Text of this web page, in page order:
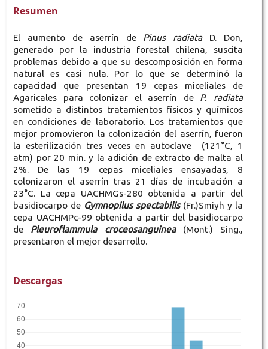
Resumen
El aumento de aserrín de Pinus radiataD. Don,
generado por la industria forestal chilena, suscita
problemas debido a que su descomposición en forma
natural es casi nula. Por lo que se determinó la
capacidad que presentan 19 cepas miceliales de
Agaricales para colonizar el aserrín de P. radiata
sometido a distintos tratamientos físicos y químicos
en condiciones de laboratorio. Los tratamientos que
mejor promovieron la colonización del aserrín, fueron
la esterilización tres veces en autoclave (121°C, 1
atm) por 20 min. y la adición de extracto de malta al
2%. De las 19 cepas miceliales ensayadas, 8
colonizaron el aserrín tras 21 días de incubación a
23°C. La cepa UACHMGs-280 obtenida a partir del
basidiocarpo de Gymnopilus spectabilis(Fr.)Smiyh y la
cepa UACHMPc-99 obtenida a partir del basidiocarpo
de Pleuroflammula croceosanguinea(Mont.) Sing.,
presentaron el mejor desarrollo.
Descargas